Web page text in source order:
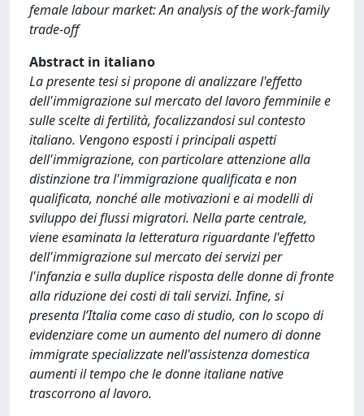
female labour market: An analysis of the work-family
trade-off
Abstract in italiano
La presente tesi si propone di analizzare l'effetto
dell'immigrazione sul mercato del lavoro femminile e
sulle scelte di fertilità, focalizzandosi sul contesto
italiano. Vengono esposti i principali aspetti
dell'immigrazione, con particolare attenzione alla
distinzione tra l'immigrazione qualificata e non
qualificata, nonché alle motivazioni e ai modelli di
sviluppo dei flussi migratori. Nella parte centrale,
viene esaminata la letteratura riguardante l'effetto
dell'immigrazione sul mercato dei servizi per
l'infanzia e sulla duplice risposta delle donne di fronte
alla riduzione dei costi di tali servizi. Infine, si
presenta l’Italia come caso di studio, con lo scopo di
evidenziare come un aumento del numero di donne
immigrate specializzate nell'assistenza domestica
aumenti il tempo che le donne italiane native
trascorrono al lavoro.